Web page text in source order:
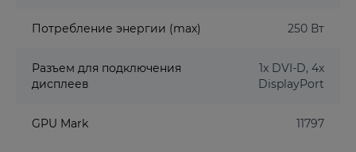
Потребление энергии (max) 250 Вт
Разъем для подключения
дисплеев
1x DVI-D, 4x
DisplayPort
GPU Mark 11797